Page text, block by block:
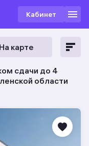
Кабинет
На карте
сдачи до 4
области